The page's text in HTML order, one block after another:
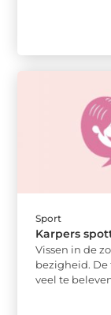
Sport
Karpers
Vissen in de
bezigheid.
veel te